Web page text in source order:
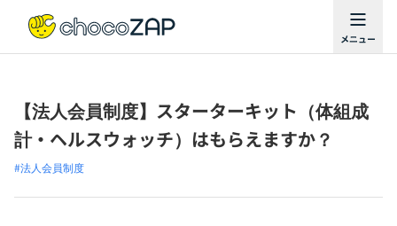
【法人会員制度】スターターキット（体組成
計・ヘルスウォッチ）はもらえますか？
#法人会員制度